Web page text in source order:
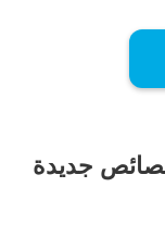
جديدة